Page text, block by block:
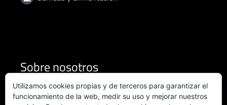
Sobre nosotros
Condiciones de uso
Utilizamos cookies propias y de terceros para garantizar el
funcionamiento de la web, medir su uso y mejorar nuestros